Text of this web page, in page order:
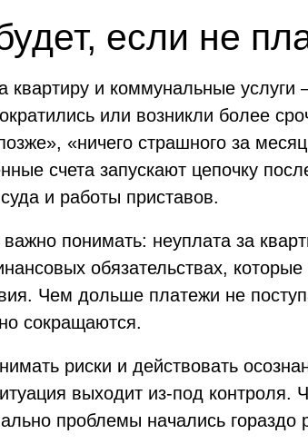
если не
квартиру и коммунальные услуги
или возникли более
«ничего страшного за
счета запускают цепочку
и работы приставов.
понимать: неуплата за
обязательствах,
Чем дольше платежи не
сокращаются.
риски и действовать
выходит из-под контроля.
проблемы начались гораздо